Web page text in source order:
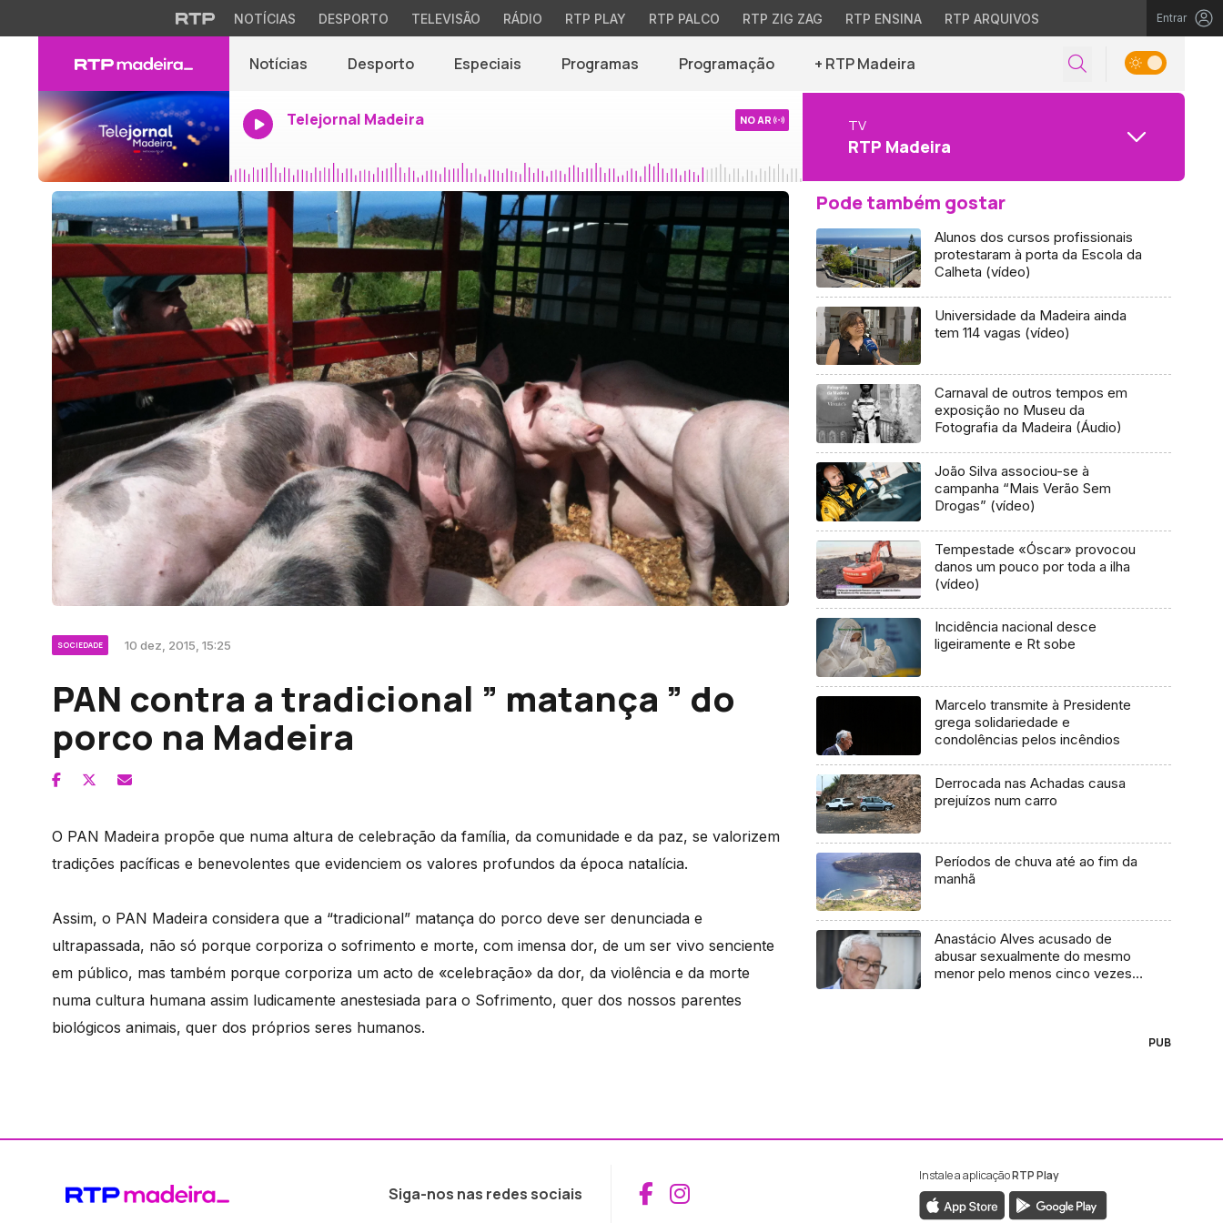
NOTÍCIAS DESPORTO TELEVISÃO RÁDIO RTP PLAY RTP PALCO RTP ZIG ZAG RTP ENSINA RTP ARQUIVOS Entrar
Notícias Desporto Especiais Programas Programação + RTP Madeira
Telejornal Madeira NO AR TV
RTP Madeira
SOCIEDADE 10 dez, 2015, 15:25
PAN contra a tradicional ” matança ” do
porco na Madeira
O PAN Madeira propõe que numa altura de celebração da família, da comunidade e da paz, se valorizem
tradições pacíficas e benevolentes que evidenciem os valores profundos da época natalícia.
Assim, o PAN Madeira considera que a “tradicional” matança do porco deve ser denunciada e
ultrapassada, não só porque corporiza o sofrimento e morte, com imensa dor, de um ser vivo senciente
em público, mas também porque corporiza um acto de «celebração» da dor, da violência e da morte
numa cultura humana assim ludicamente anestesiada para o Sofrimento, quer dos nossos parentes
biológicos animais, quer dos próprios seres humanos.
Pode também gostar
Alunos dos cursos profissionais
protestaram à porta da Escola da
Calheta (vídeo)
Universidade da Madeira ainda
tem 114 vagas (vídeo)
Carnaval de outros tempos em
exposição no Museu da
Fotografia da Madeira (Áudio)
João Silva associou-se à
campanha “Mais Verão Sem
Drogas” (vídeo)
Tempestade «Óscar» provocou
danos um pouco por toda a ilha
(vídeo)
Incidência nacional desce
ligeiramente e Rt sobe
Marcelo transmite à Presidente
grega solidariedade e
condolências pelos incêndios
Derrocada nas Achadas causa
prejuízos num carro
Períodos de chuva até ao fim da
manhã
Anastácio Alves acusado de
abusar sexualmente do mesmo
menor pelo menos cinco vezes
PUB
Siga-nos nas redes sociais Aceder ao Facebook da RTP Madeira
Aceder ao Instagram da RTP Madeira
Instale a aplicaçãoRTP Play